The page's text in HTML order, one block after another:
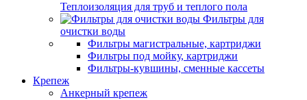
Теплоизоляция для труб и теплого пола
Фильтры для
очистки воды
Фильтры магистральные, картриджи
Фильтры под мойку, картриджи
Фильтры-кувшины, сменные кассеты
Крепеж
Анкерный крепеж